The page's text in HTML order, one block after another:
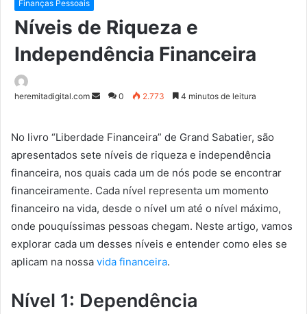
Finanças Pessoais
Níveis de Riqueza e
Independência Financeira
heremitadigital.com
Mande
mail
0 2.773 4 minutos de leitura
No livro “Liberdade Financeira” de Grand Sabatier, são
apresentados sete níveis de riqueza e independência
financeira, nos quais cada um de nós pode se encontrar
financeiramente. Cada nível representa um momento
financeiro na vida, desde o nível um até o nível máximo,
onde pouquíssimas pessoas chegam. Neste artigo, vamos
explorar cada um desses níveis e entender como eles se
aplicam na nossa vida financeira.
Nível 1: Dependência